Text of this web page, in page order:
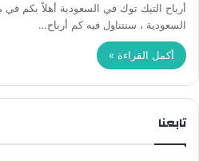
أرباح التيك توك في السعودية أهلاً بكم في
السعودية ، سنتناول فيه كم أرباح…
أكمل القراءة »
تابعنا